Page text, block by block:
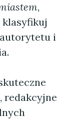
,
klasyfikuj
autorytetu i
redakcyjne